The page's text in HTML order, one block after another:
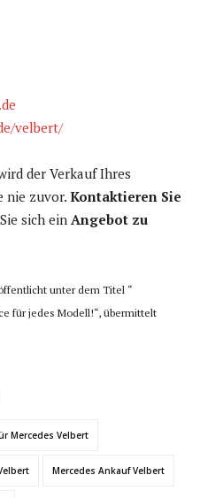
velbert/
der Verkauf Ihres
nie zuvor. Kontaktieren Sie
sich ein Angebot zu
unter dem Titel “
für jedes Modell!“, übermittelt
Mercedes Velbert
Mercedes Ankauf Velbert